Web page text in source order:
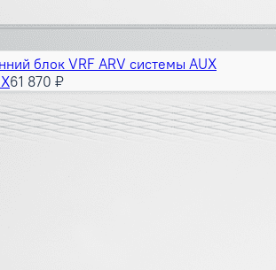
блок VRF ARV системы AUX
61 870 ₽